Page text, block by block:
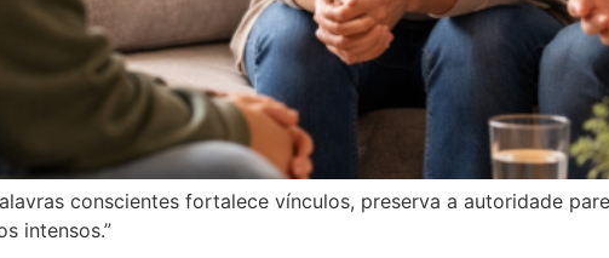
conscientes fortalece vínculos, preserva a autoridade
intensos.”